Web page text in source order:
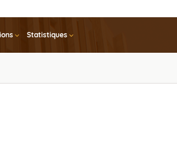
Statistiques